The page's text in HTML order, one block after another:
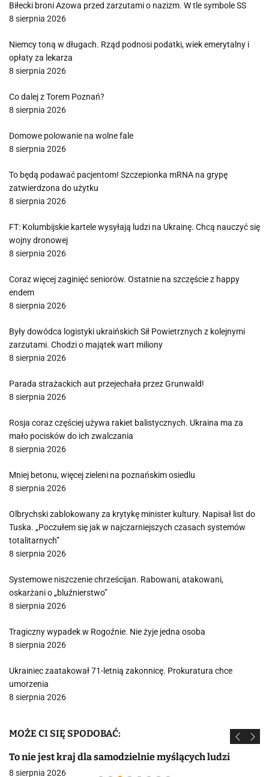
Biłecki broni Azowa przed zarzutami o nazizm. W tle symbole SS
8 sierpnia 2026
Niemcy toną w długach. Rząd podnosi podatki, wiek emerytalny i
opłaty za lekarza
8 sierpnia 2026
Co dalej z Torem Poznań?
8 sierpnia 2026
Domowe polowanie na wolne fale
8 sierpnia 2026
To będą podawać pacjentom! Szczepionka mRNA na grypę
zatwierdzona do użytku
8 sierpnia 2026
FT: Kolumbijskie kartele wysyłają ludzi na Ukrainę. Chcą nauczyć się
wojny dronowej
8 sierpnia 2026
Coraz więcej zaginięć seniorów. Ostatnie na szczęście z happy
endem
8 sierpnia 2026
Były dowódca logistyki ukraińskich Sił Powietrznych z kolejnymi
zarzutami. Chodzi o majątek wart miliony
8 sierpnia 2026
Parada strażackich aut przejechała przez Grunwald!
8 sierpnia 2026
Rosja coraz częściej używa rakiet balistycznych. Ukraina ma za
mało pocisków do ich zwalczania
8 sierpnia 2026
Mniej betonu, więcej zieleni na poznańskim osiedlu
8 sierpnia 2026
Olbrychski zablokowany za krytykę minister kultury. Napisał list do
Tuska. „Poczułem się jak w najczarniejszych czasach systemów
totalitarnych”
8 sierpnia 2026
Systemowe niszczenie chrześcijan. Rabowani, atakowani,
oskarżani o „bluźnierstwo”
8 sierpnia 2026
Tragiczny wypadek w Rogoźnie. Nie żyje jedna osoba
8 sierpnia 2026
Ukrainiec zaatakował 71-letnią zakonnicę. Prokuratura chce
umorzenia
8 sierpnia 2026
MOŻE CI SIĘ SPODOBAĆ:
To nie jest kraj dla samodzielnie myślących ludzi
8 sierpnia 2026